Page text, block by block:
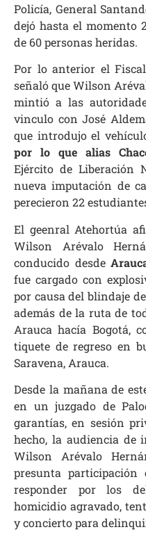
Policía, General
dejó hasta el momento
de 60 personas heridas.
Por lo anterior el
señaló que Wilson
mintió a las
vinculo con José
que introdujo el
por lo que alias
Ejército de Liberación
nueva imputación de
perecieron 22
El geenral Atehortúa
Wilson Arévalo
conducido desde
fue cargado con
por causa del blindaje
además de la ruta de
Arauca hacía Bogotá,
tiquete de regreso en
Saravena, Arauca.
Desde la mañana de
en un juzgado de
garantías, en sesión
hecho, la audiencia de
Wilson Arévalo
presunta participación
responder por los
homicidio agravado,
y concierto para